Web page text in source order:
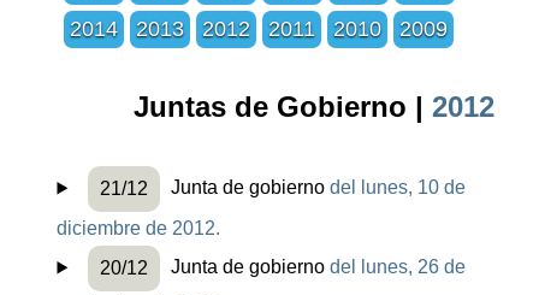
2014
2013 2012 2011 2010 2009
Juntas de Gobierno | 2012
21/12 Junta de gobiernodel lunes, 10 de
diciembre de 2012.
20/12
Junta de gobiernodel lunes, 26 de